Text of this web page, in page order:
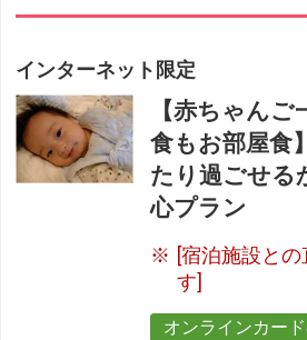
インターネット限定
【赤ちゃんご
食もお部屋食
たり過ごせる
心プラン
[宿泊施設と
す]
オンラインカー